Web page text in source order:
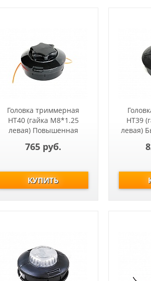
Головка триммерная
HT40 (гайка М8*1.25
левая) Повышенная
OLEOMAC:TR60E,TR101E.
765 руб.
HT39
левая)